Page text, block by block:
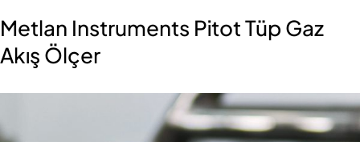
Metlan Instruments Pitot Tüp Gaz
Akış Ölçer